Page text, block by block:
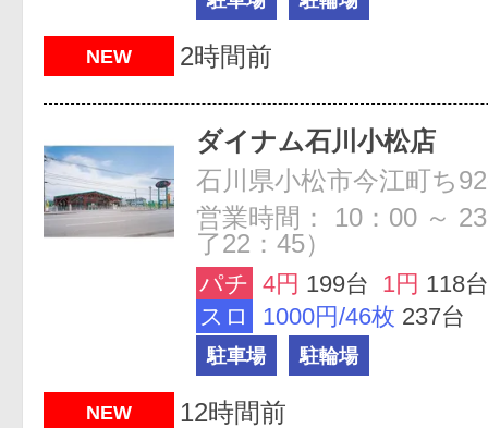
NEW 2時間前
ダイナム石川小松店
石川県小松市今江町ち
営業時間： 10：00 ～
了22：45）
パチ 4円 199台 1円 118台
スロ
1000円/46枚 237台
駐車場 駐輪場
NEW 12時間前